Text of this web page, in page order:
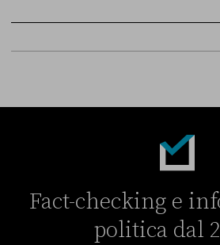
Fact-checking e
politica dal